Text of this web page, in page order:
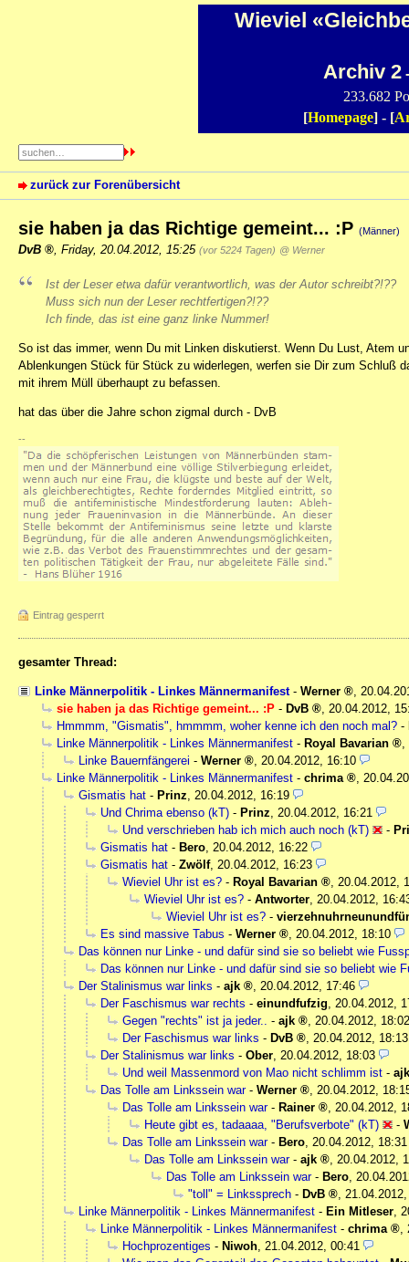
Wieviel
Archiv 2
233.682
[Homepage] - [
zurück zur Forenübersicht
sie haben ja das Richtige gemeint... :P (Männer)
DvB Friday, 20.04.2012, 15:25 (vor 5224 Tagen) @ Werner
Ist der Leser etwa dafür verantwortlich, was der Autor schreibt?!??
Muss sich nun der Leser rechtfertigen?!??
Ich finde, das ist eine ganz linke Nummer!
So ist das immer, wenn Du mit Linken diskutierst. Wenn Du Lust, Atem
Ablenkungen Stück für Stück zu widerlegen, werfen sie Dir zum Schluß
mit ihrem Müll überhaupt zu befassen.
hat das über die Jahre schon zigmal durch - DvB
--
Eintrag gesperrt
gesamter Thread:
Linke Männerpolitik - Linkes Männermanifest- Werner ,
sie haben ja das Richtige gemeint... :P - DvB , 20.04.2012,
Hmmmm, "Gismatis", hmmmm, woher kenne ich den noch mal? -
Linke Männerpolitik - Linkes Männermanifest - Royal Bavarian
,
Linke Bauernfängerei - Werner , 20.04.2012, 16:10
Linke Männerpolitik - Linkes Männermanifest - chrima ,
Gismatis hat - Prinz, 20.04.2012, 16:19
Und Chrima ebenso (kT) - Prinz, 20.04.2012, 16:21
Und verschrieben hab ich mich auch noch (kT)
-
Gismatis hat - Bero, 20.04.2012, 16:22
Gismatis hat - Zwölf, 20.04.2012, 16:23
Wieviel Uhr ist es? - Royal Bavarian , 20.04.2012,
Wieviel Uhr ist es? - Antworter, 20.04.2012,
Wieviel Uhr ist es? -
Es sind massive Tabus - Werner , 20.04.2012, 18:10
Das können nur Linke - und dafür sind sie so beliebt wie
Das können nur Linke - und dafür sind sie so beliebt wie
Der Stalinismus war links - ajk , 20.04.2012, 17:46
Der Faschismus war rechts - einundfufzig, 20.04.2012,
Gegen "rechts" ist ja jeder.. - ajk , 20.04.2012, 18:02
Der Faschismus war links - DvB , 20.04.2012, 18:13
Der Stalinismus war links - Ober, 20.04.2012, 18:03
Und weil Massenmord von Mao nicht schlimm ist - ajk
Das Tolle am Linkssein war- Werner , 20.04.2012,
Das Tolle am Linkssein war- Rainer , 20.04.2012,
Heute gibt es, tadaaaa, "Berufsverbote" (kT)
-
Das Tolle am Linkssein war- Bero, 20.04.2012, 18:31
Das Tolle am Linkssein war- ajk , 20.04.2012,
Das Tolle am Linkssein war- Bero,
"toll" = Linkssprech - DvB ,
Linke Männerpolitik - Linkes Männermanifest - Ein Mitleser,
Linke Männerpolitik - Linkes Männermanifest - chrima ,
Hochprozentiges - Niwoh, 21.04.2012, 00:41